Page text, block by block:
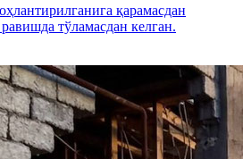
қарамасдан
тўламасдан келган.